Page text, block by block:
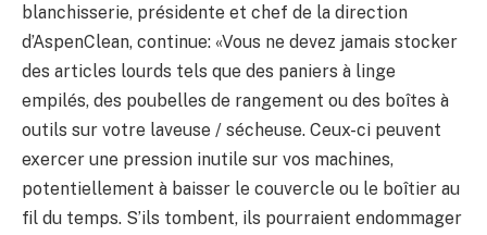
blanchisserie, présidente et chef de la direction
d’AspenClean, continue: «Vous ne devez jamais stocker
des articles lourds tels que des paniers à linge
empilés, des poubelles de rangement ou des boîtes à
outils sur votre laveuse / sécheuse. Ceux-ci peuvent
exercer une pression inutile sur vos machines,
potentiellement à baisser le couvercle ou le boîtier au
fil du temps. S’ils tombent, ils pourraient endommager